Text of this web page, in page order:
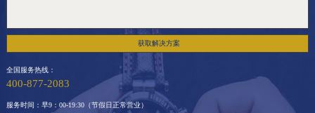
获取解决方案
全国服务热线：
400-877-2083
服务时间：早9：00-19:30（节假日正常营业）